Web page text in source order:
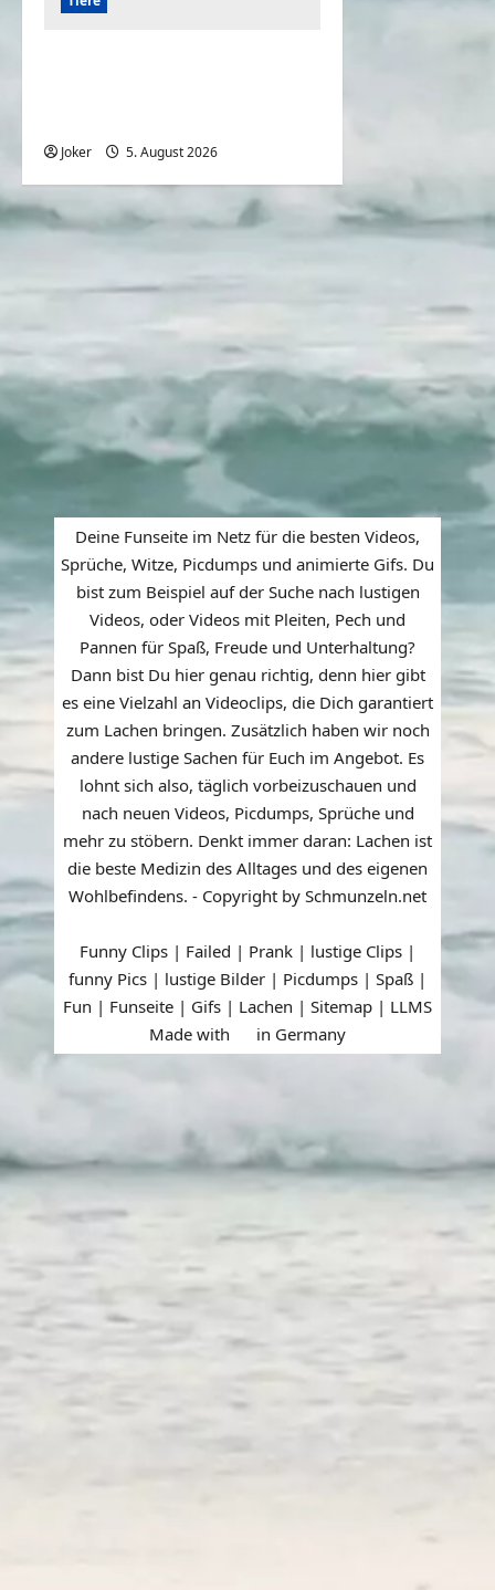
Joker 5. August 2026
Deine Funseite im Netz für die besten Videos,
Sprüche, Witze, Picdumps und animierte Gifs. Du
bist zum Beispiel auf der Suche nach lustigen
Videos, oder Videos mit Pleiten, Pech und
Pannen für Spaß, Freude und Unterhaltung?
Dann bist Du hier genau richtig, denn hier gibt
es eine Vielzahl an Videoclips, die Dich garantiert
zum Lachen bringen. Zusätzlich haben wir noch
andere lustige Sachen für Euch im Angebot. Es
lohnt sich also, täglich vorbeizuschauen und
nach neuen Videos, Picdumps, Sprüche und
mehr zu stöbern. Denkt immer daran: Lachen ist
die beste Medizin des Alltages und des eigenen
Wohlbefindens. - Copyright by Schmunzeln.net
Funny Clips | Failed | Prank | lustige Clips |
funny Pics | lustige Bilder | Picdumps | Spaß |
Fun | Funseite | Gifs | Lachen | Sitemap | LLMS
Made with
in Germany